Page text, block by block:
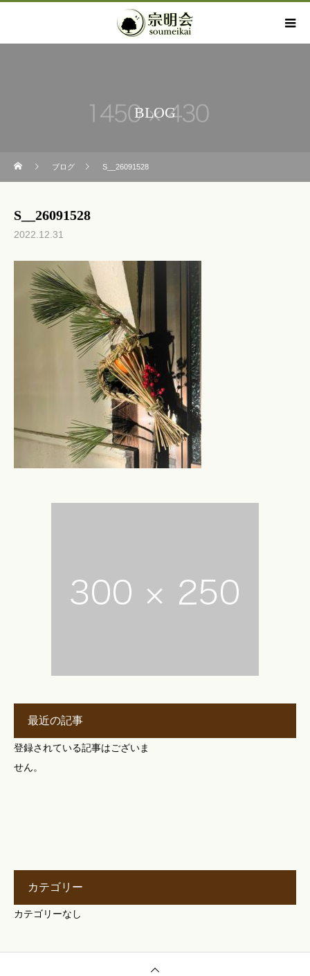
BLOG
ブログ S__26091528
S__26091528
2022.12.31
最近の記事
登録されている記事はございま
せん。
カテゴリー
カテゴリーなし